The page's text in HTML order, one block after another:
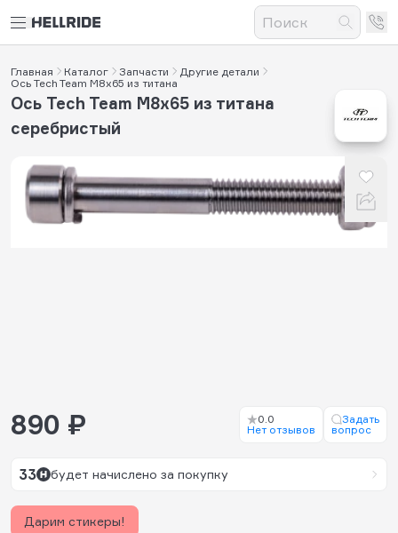
Главная Каталог Запчасти
Другие детали
Ось Tech Team М8х65 из титана
Ось Tech Team М8х65 из титана
серебристый
890 ₽
0.0
Нет отзывов
Задать
вопрос
33 будет начислено за покупку
Дарим стикеры!